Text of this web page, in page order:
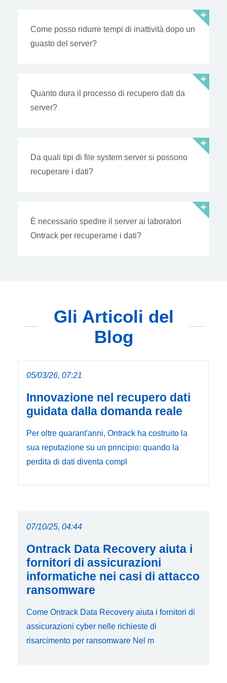
Come posso ridurre tempi di inattività dopo un
guasto del server?
Quanto dura il processo di recupero dati da
server?
Da quali tipi di file system server si possono
recuperare i dati?
È necessario spedire il server ai laboratori
Ontrack per recuperarne i dati?
Gli Articoli del
Blog
05/03/26, 07:21
Innovazione nel recupero dati
guidata dalla domanda reale
Per oltre quarant'anni, Ontrack ha costruito la
sua reputazione su un principio: quando la
perdita di dati diventa compl
07/10/25, 04:44
Ontrack Data Recovery aiuta i
fornitori di assicurazioni
informatiche nei casi di attacco
ransomware
Come Ontrack Data Recovery aiuta i fornitori di
assicurazioni cyber nelle richieste di
risarcimento per ransomware Nel m